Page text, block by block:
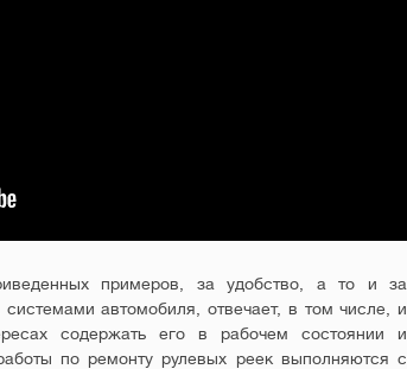
примеров, за удобство, а то и за
автомобиля, отвечает, в том числе, и
содержать его в рабочем состоянии и
по ремонту рулевых реек выполняются с